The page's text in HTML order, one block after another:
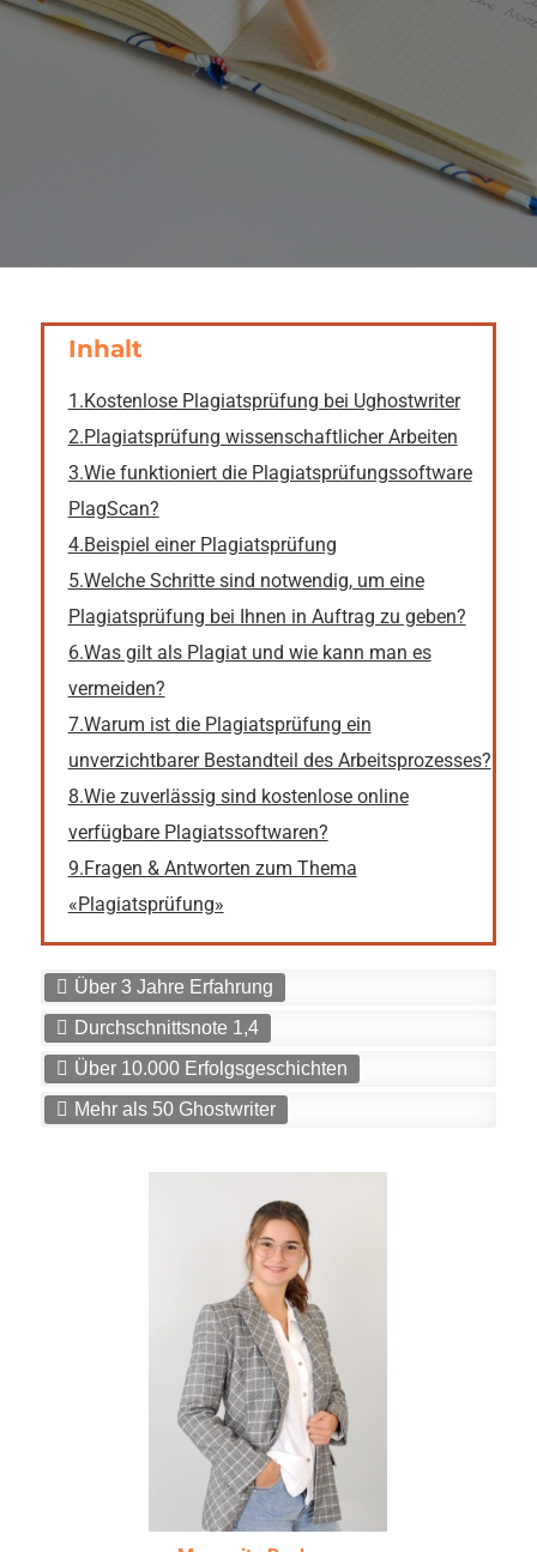
Inhalt
1.Kostenlose Plagiatsprüfung bei Ughostwriter
2.Plagiatsprüfung wissenschaftlicher Arbeiten
3.Wie funktioniert die Plagiatsprüfungssoftware
PlagScan?
4.Beispiel einer Plagiatsprüfung
5.Welche Schritte sind notwendig, um eine
Plagiatsprüfung bei Ihnen in Auftrag zu geben?
6.Was gilt als Plagiat und wie kann man es
vermeiden?
7.Warum ist die Plagiatsprüfung ein
unverzichtbarer Bestandteil des Arbeitsprozesses?
8.Wie zuverlässig sind kostenlose online
verfügbare Plagiatssoftwaren?
9.Fragen & Antworten zum Thema
«Plagiatsprüfung»
Über 3 Jahre Erfahrung
Durchschnittsnote 1,4
Über 10.000 Erfolgsgeschichten
Mehr als 50 Ghostwriter